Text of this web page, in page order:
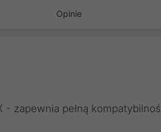
Opinie
- zapewnia pełną